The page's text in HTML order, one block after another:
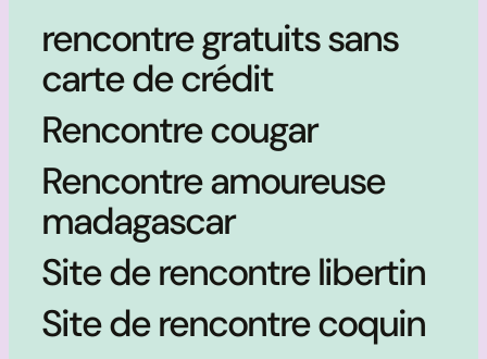
rencontre gratuits sans
carte de crédit
Rencontre cougar
Rencontre amoureuse
madagascar
Site de rencontre libertin
Site de rencontre coquin